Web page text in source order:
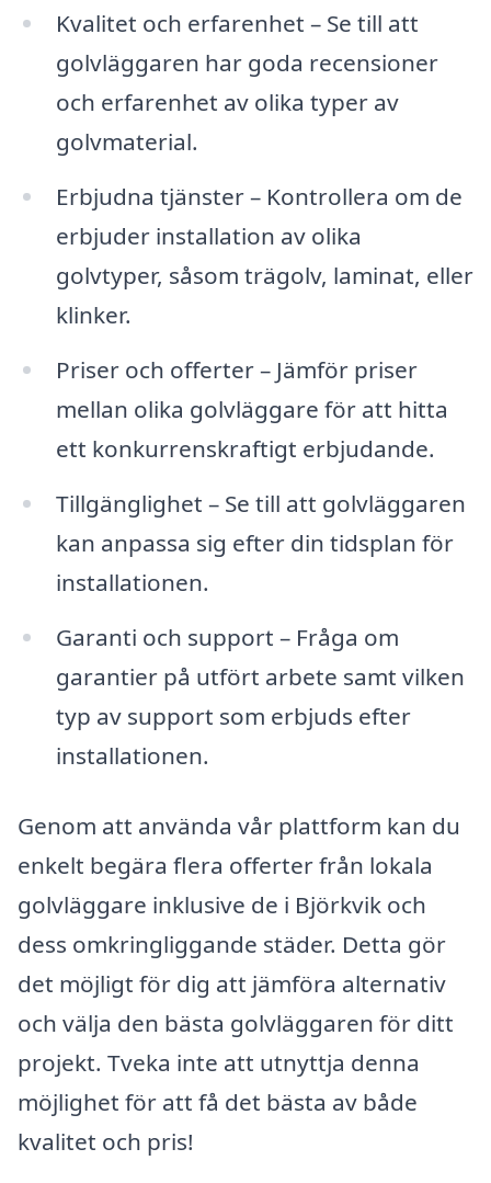
Kvalitet och erfarenhet – Se till att
golvläggaren har goda recensioner
och erfarenhet av olika typer av
golvmaterial.
Erbjudna tjänster – Kontrollera om de
erbjuder installation av olika
golvtyper, såsom trägolv, laminat, eller
klinker.
Priser och offerter – Jämför priser
mellan olika golvläggare för att hitta
ett konkurrenskraftigt erbjudande.
Tillgänglighet – Se till att golvläggaren
kan anpassa sig efter din tidsplan för
installationen.
Garanti och support – Fråga om
garantier på utfört arbete samt vilken
typ av support som erbjuds efter
installationen.
Genom att använda vår plattform kan du
enkelt begära flera offerter från lokala
golvläggare inklusive de i Björkvik och
dess omkringliggande städer. Detta gör
det möjligt för dig att jämföra alternativ
och välja den bästa golvläggaren för ditt
projekt. Tveka inte att utnyttja denna
möjlighet för att få det bästa av både
kvalitet och pris!